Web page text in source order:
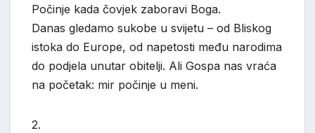
Počinje kada čovjek zaboravi Boga.
Danas gledamo sukobe u svijetu – od Bliskog
istoka do Europe, od napetosti među narodima
do podjela unutar obitelji. Ali Gospa nas vraća
na početak: mir počinje u meni.
2.